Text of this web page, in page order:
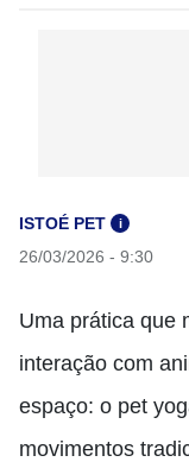
ISTOÉ PET i
26/03/2026 - 9:30
Uma prática que
interação com
espaço: o pet
movimentos